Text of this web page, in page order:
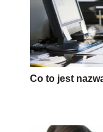
Co to jest